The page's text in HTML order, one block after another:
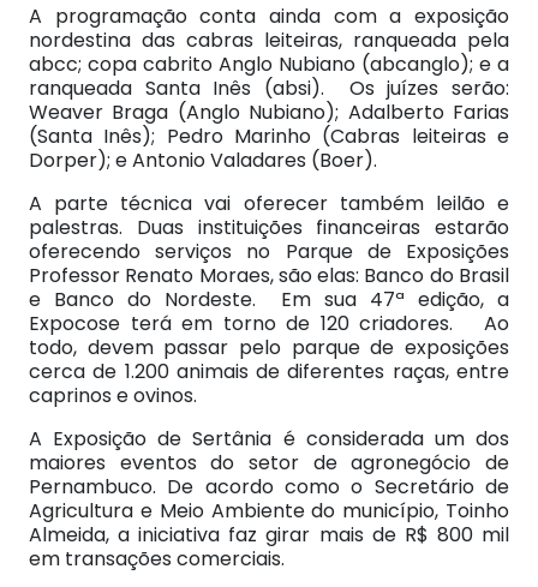
A programação conta ainda com a exposição
nordestina das cabras leiteiras, ranqueada pela
abcc; copa cabrito Anglo Nubiano (abcanglo); e a
ranqueada Santa Inês (absi). Os juízes serão:
Weaver Braga (Anglo Nubiano); Adalberto Farias
(Santa Inês); Pedro Marinho (Cabras leiteiras e
Dorper); e Antonio Valadares (Boer).
A parte técnica vai oferecer também leilão e
palestras. Duas instituições financeiras estarão
oferecendo serviços no Parque de Exposições
Professor Renato Moraes, são elas: Banco do Brasil
e Banco do Nordeste. Em sua 47ª edição, a
Expocose terá em torno de 120 criadores. Ao
todo, devem passar pelo parque de exposições
cerca de 1.200 animais de diferentes raças, entre
caprinos e ovinos.
A Exposição de Sertânia é considerada um dos
maiores eventos do setor de agronegócio de
Pernambuco. De acordo como o Secretário de
Agricultura e Meio Ambiente do município, Toinho
Almeida, a iniciativa faz girar mais de R$ 800 mil
em transações comerciais.